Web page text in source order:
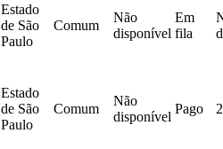
Estado
de São
Paulo
Comum
Não
disponível
Em
fila
Estado
de São
Paulo
Comum
Não
disponível
Pago